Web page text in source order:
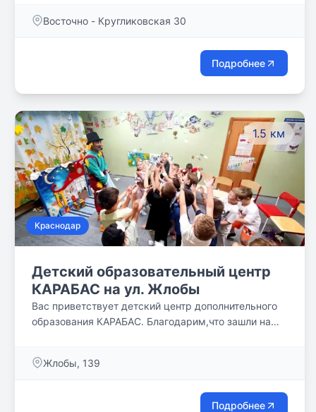
КЛАССОВ ОТДЕЛЕНИЕ ДЕФЕКТОЛОГИИ Ждем Вас
Восточно - Кругликовская 30
Подробнее
1.5 км
Краснодар
Детский образовательный центр
КАРАБАС на ул. Жлобы
Вас приветствует детский центр дополнительного
образования КАРАБАС. Благодарим,что зашли на
КЛАССОВ ОТДЕЛЕНИЕ ДЕФЕКТОЛОГИИ Ждем Вас
Жлобы, 139
Подробнее